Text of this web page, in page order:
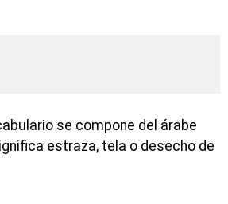
se compone del árabe
estraza, tela o desecho de